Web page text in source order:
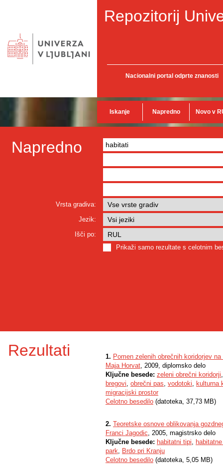
Repozitorij
Nacionalni portal odprte znanosti
Iskanje Napredno Novo v
Napredno
Vrsta gradiva:
Jezik:
Išči po:
Prikaži samo rezultate s celotnim
Rezultati 1. Pomen zelenih obrečnih koridorjev
Maja Horvat, 2009, diplomsko delo
Ključne besede: zeleni obrečni koridorji
bregovi, obrečni pas, vodotoki, kulturna
migracijski prostor
Celotno besedilo (datoteka, 37,73 MB)
2. Teoretske osnove oblikovanja
Franci Jagodic, 2005, magistrsko delo
Ključne besede: habitatni tipi,
park, Brdo pri Kranju
Celotno besedilo (datoteka, 5,05 MB)